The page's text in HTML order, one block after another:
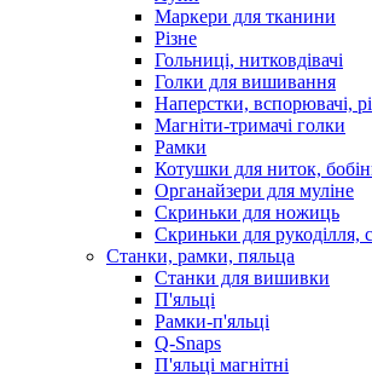
Маркери для тканини
Різне
Гольниці, нитковдівачі
Голки для вишивання
Наперстки, вспорювачі,
Магніти-тримачі голки
Рамки
Котушки для ниток,
Органайзери для муліне
Скриньки для ножиць
Скриньки для рукоділля,
Станки, рамки, пяльца
Станки для вишивки
П'яльці
Рамки-п'яльці
Q-Snaps
П'яльці магнітні